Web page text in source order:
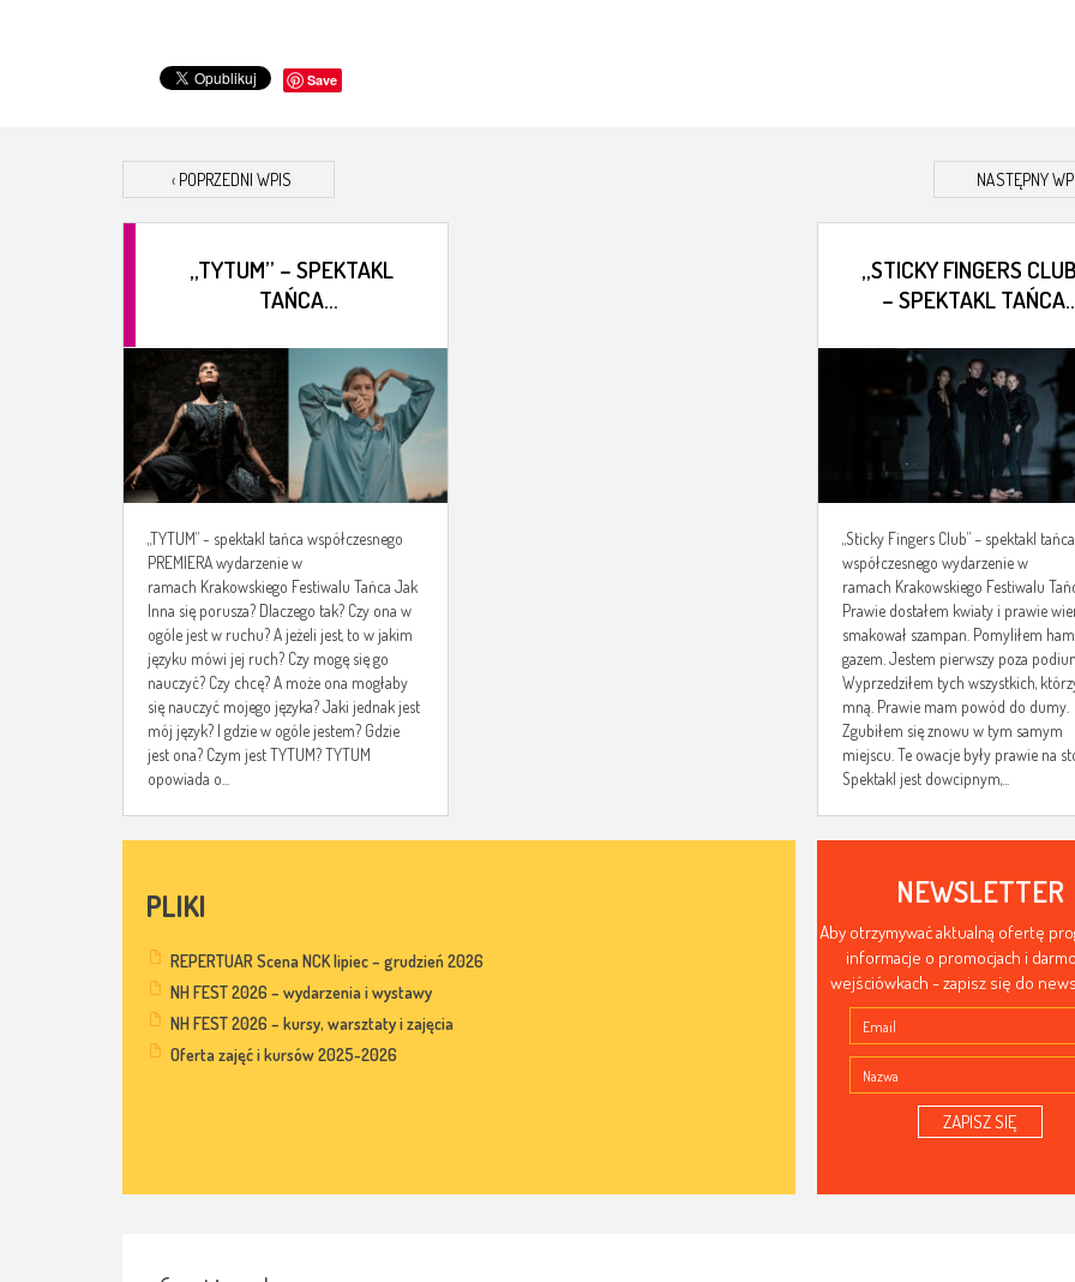
Save
‹ POPRZEDNI WPIS
„TYTUM” – SPEKTAKL
TAŃCA
PREMIERA
„TYTUM” - spektakl tańca współczesnego
PREMIERA wydarzenie w
ramach Krakowskiego Festiwalu Tańca Jak
Inna się porusza? Dlaczego tak? Czy ona w
ogóle jest w ruchu? A jeżeli jest, to w jakim
języku mówi jej ruch? Czy mogę się go
nauczyć? Czy chcę? A może ona mogłaby
się nauczyć mojego języka? Jaki jednak jest
mój język? I gdzie w ogóle jestem? Gdzie
jest ona? Czym jest TYTUM? TYTUM
opowiada o...
NASTĘPNY
„STICKY FINGERS
– SPEKTAKL TAŃCA
„Sticky Fingers Club” – spektakl tańca
współczesnego wydarzenie w
ramach Krakowskiego Festiwalu
Prawie dostałem kwiaty i prawie
smakował szampan. Pomyliłem
gazem. Jestem pierwszy poza
Wyprzedziłem tych wszystkich,
mną. Prawie mam powód do dumy.
Zgubiłem się znowu w tym samym
miejscu. Te owacje były prawie na
Spektakl jest dowcipnym,...
PLIKI
REPERTUAR Scena NCK lipiec – grudzień 2026
NH FEST 2026 – wydarzenia i wystawy
NH FEST 2026 – kursy, warsztaty i zajęcia
Oferta zajęć i kursów 2025-2026
NEWSLETTER
Aby otrzymywać aktualną ofertę
informacje o promocjach i
wejściówkach - zapisz się do
ZAPISZ SIĘ